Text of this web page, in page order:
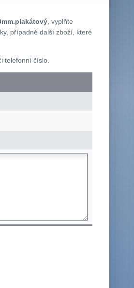
, vyplňte
případně další zboží, které
telefonní číslo.